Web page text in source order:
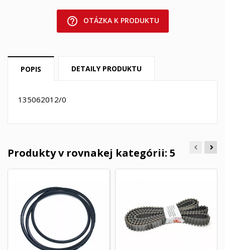
help_outline OTÁZKA K PRODUKTU
POPIS DETAILY PRODUKTU
135062012/0
Produkty v rovnakej kategórii: 5